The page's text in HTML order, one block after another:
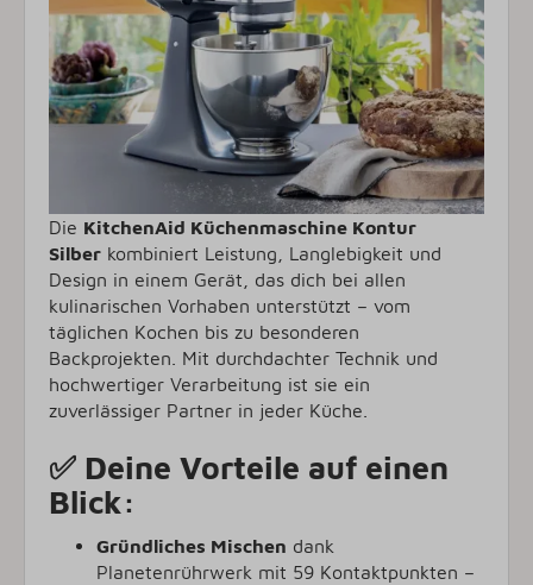
Die KitchenAid Küchenmaschine Kontur
Silber kombiniert Leistung, Langlebigkeit und
Design in einem Gerät, das dich bei allen
kulinarischen Vorhaben unterstützt – vom
täglichen Kochen bis zu besonderen
Backprojekten. Mit durchdachter Technik und
hochwertiger Verarbeitung ist sie ein
zuverlässiger Partner in jeder Küche.
✅ Deine Vorteile auf einen
Blick:
Gründliches Mischen dank
Planetenrührwerk mit 59 Kontaktpunkten –